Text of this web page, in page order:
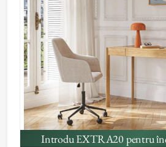
Introdu EXTRA20 pentru